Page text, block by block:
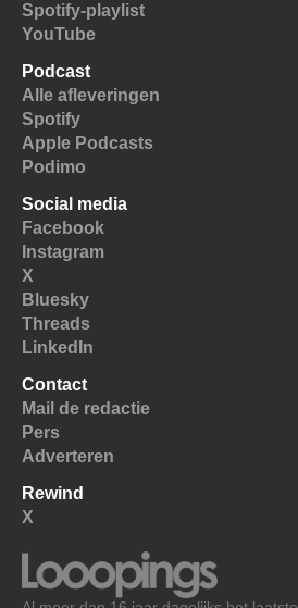
Spotify-playlist
YouTube
Podcast
Alle afleveringen
Spotify
Apple Podcasts
Podimo
Social media
Facebook
Instagram
X
Bluesky
Threads
LinkedIn
Contact
Mail de redactie
Pers
Adverteren
Rewind
X